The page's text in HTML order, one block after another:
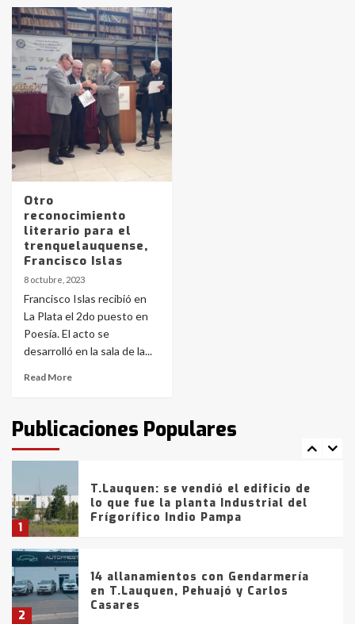
Otro
reconocimiento
literario para el
trenquelauquense,
Francisco Islas
8 octubre, 2023
Francisco Islas recibió en
La Plata el 2do puesto en
Poesía. El acto se
desarrolló en la sala de la...
Read More
Publicaciones Populares
3
Identidad de los adolescentes
pampeanos que fueron
protagonistas del fatal accidente
en la mañana del lunes
Accidente en Ruta 5: falleció un
joven de Trenque Lauquen
5
Los precios de los combustibles en
La Pampa, desde YPF hasta Axion
entre 857 a 1338 pesos
6
La Bolsa de Cereales de Bahía
Blanca anticipa que Agosto vendrá
con lluvias y heladas, en gran parte
de la provincia
fueron detenidos por
comercialización de drogas en la
tarde del sábado
1
T.Lauquen: se vendió el edificio de
lo que fue la planta Industrial del
Frígorífico Indio Pampa
2
14 allanamientos con Gendarmería
en T.Lauquen, Pehuajó y Carlos
Casares